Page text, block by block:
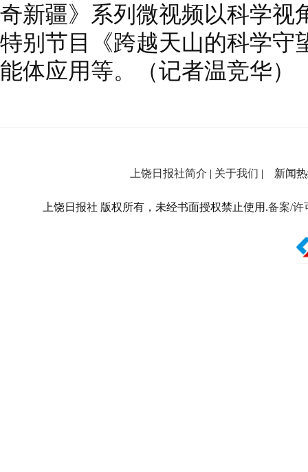
奇新疆》系列微视频以科学视
特别节目《跨越天山的科学守
能体应用等。（记者温竞华）
上饶日报社简介 | 关于我们 | 新闻热
上饶日报社 版权所有，未经书面授权禁止使用.备案/许